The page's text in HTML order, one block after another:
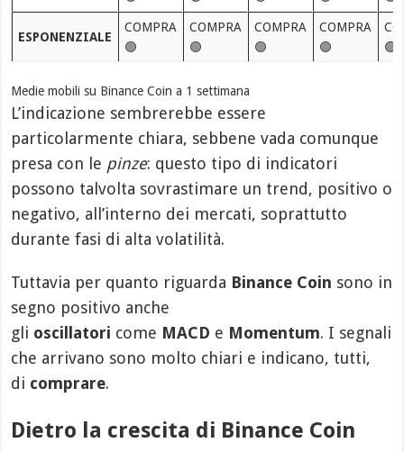
ESPONENZIALE
COMPRA
🟢
COMPRA
🟢
COMPRA
🟢
COMPRA
🟢
🟢
Medie mobili su Binance Coin a 1 settimana
L’indicazione sembrerebbe essere
particolarmente chiara, sebbene vada comunque
presa con le pinze: questo tipo di indicatori
possono talvolta sovrastimare un trend, positivo o
negativo, all’interno dei mercati, soprattutto
durante fasi di alta volatilità.
Tuttavia per quanto riguarda Binance Coin sono in
segno positivo anche
gli oscillatori come MACD e Momentum. I segnali
che arrivano sono molto chiari e indicano, tutti,
di comprare.
Dietro la crescita di Binance Coin